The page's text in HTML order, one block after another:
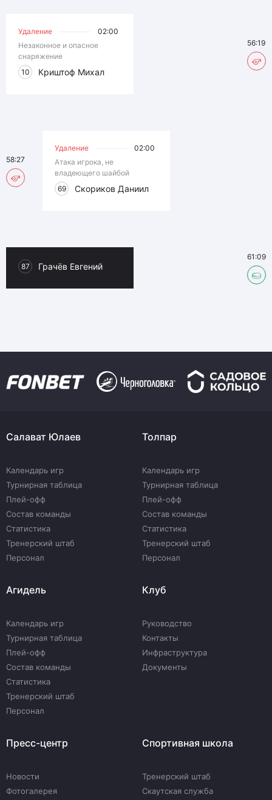
Удаление
02:00
Незаконное и опасное
снаряжение
10
Криштоф Михал
56:19
Удаление
02:00
Атака игрока, не
владеющего шайбой
69
Скориков Даниил
58:27
87 Грачёв Евгений
61:09
Салават Юлаев
Календарь игр
Турнирная таблица
Плей-офф
Состав команды
Статистика
Тренерский штаб
Персонал
Толпар
Календарь игр
Турнирная таблица
Плей-офф
Состав команды
Статистика
Тренерский штаб
Персонал
Агидель
Календарь игр
Турнирная таблица
Плей-офф
Состав команды
Статистика
Тренерский штаб
Персонал
Клуб
Руководство
Контакты
Инфраструктура
Документы
Пресс-центр
Новости
Фотогалерея
Спортивная школа
Тренерский штаб
Скаутская служба